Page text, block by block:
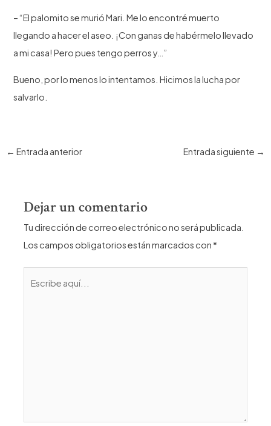
– “El palomito se murió Mari. Me lo encontré muerto
llegando a hacer el aseo. ¡Con ganas de habérmelo llevado
a mi casa! Pero pues tengo perros y…”
Bueno, por lo menos lo intentamos. Hicimos la lucha por
salvarlo.
Navegación
← Entrada anterior Entrada siguiente →
Dejar un comentario
Tu dirección de correo electrónico no será publicada.
Los campos obligatorios están marcados con*